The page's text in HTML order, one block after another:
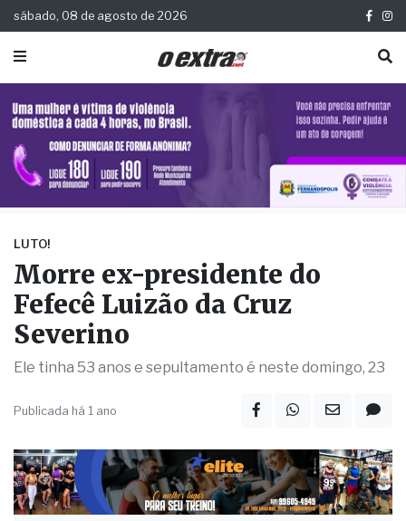
sábado, 08 de agosto de 2026
LUTO!
Morre ex-presidente do
Fefecê Luizão da Cruz
Severino
Ele tinha 53 anos e sepultamento é neste domingo, 23
Publicada há 1 ano